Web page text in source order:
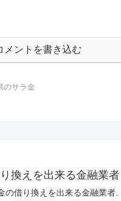
メントを書き込む
のサラ金
換えを出来る金融業者
の借り換えを出来る金融業者.